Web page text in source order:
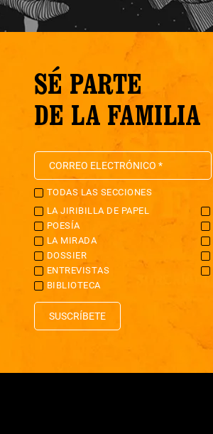
SÉ PARTE
DE LA FAMILIA
TODAS LAS SECCIONES
LA JIRIBILLA DE PAPEL
POESÍA
LA MIRADA
DOSSIER
ENTREVISTAS
BIBLIOTECA
SUSCRÍBETE